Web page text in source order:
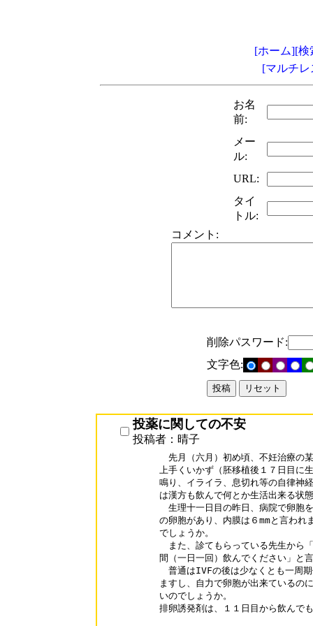
[ホーム][検
[マルチ
お名
前:
メー
ル:
URL:
タイ
トル:
コメント:
削除パスワード:
文字色:
投薬に関しての不安
投稿者：晴子
先月（六月）初め頃、不妊治療の
上手くいかず（胚移植後１７日目に
鳴り、イライラ、息切れ等の自律神
は漢方も飲んで何とか生活出来る状
生理十一日目の昨日、病院で卵胞
の卵胞があり、内膜は６mmと言われ
でしょうか。
また、診てもらっている先生から
間（一日一回）飲んでください」と
普通はIVFの後は少なくとも一周
ますし、自力で卵胞が出来ているの
いのでしょうか。
排卵誘発剤は、１１日目から飲んで